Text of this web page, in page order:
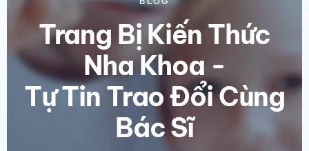
Trang Bị Kiến Thức
Nha Khoa -
Tự Tin Trao Đổi Cùng
Bác Sĩ